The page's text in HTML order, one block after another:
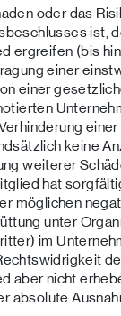
oder das
ist,
ergreifen (bis
einer
einer
keine
weiterer
hat
möglichen
unter
im
aber nicht
absolute